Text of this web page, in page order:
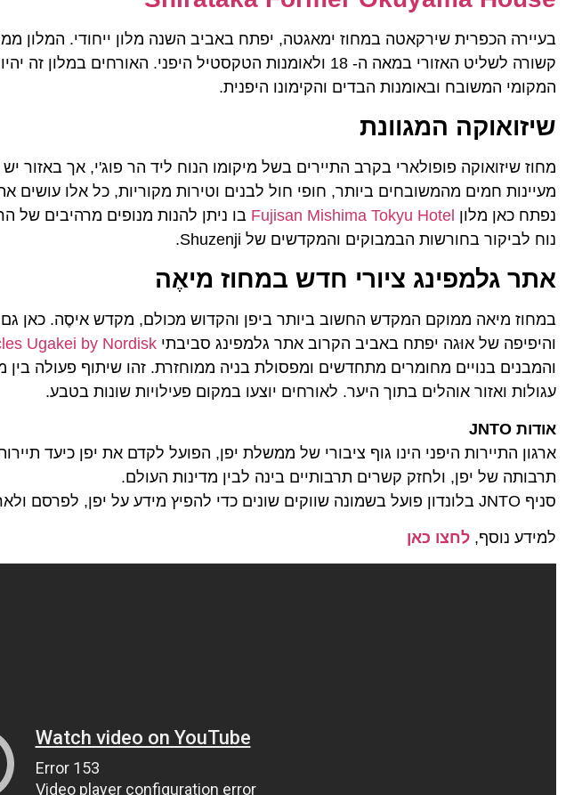
בעיירה הכפרית שירקאטה במחוז ימאגטה, יפתח באביב השנה מלון ייחודי.
קשורה לשליט האזורי במאה ה- 18 ולאומנות הטקסטיל היפני.
המקומי המשובח ובאומנות הבדים והקימונו היפנית.
שיזואוקה המגוונת
מחוז שיזואוקה פופולארי בקרב התיירים בשל מיקומו הנוח ליד הר פוג'י, אך
מעיינות חמים מהמשובחים ביותר, חופי חול לבנים וטירות מקוריות, כל אלו עושים
נפתח כאן מלון Fujisan Mishima Tokyu Hotel בו ניתן להנות מנופים מרהיבים של
נוח לביקור בחורשות הבמבוקים והמקדשים של Shuzenji.
אתר גלמפינג ציורי חדש במחוז מיאֶה
במחוז מיאה ממוקם המקדש החשוב ביותר ביפן והקדוש מכולם, מקדש איסֶה. כאן גם
והיפיפה של אוּגה יפתח באביב הקרוב אתר גלמפינג סביבתי Ugakei by Nordisk
והמבנים בנויים מחומרים מתחדשים ומפסולת בניה ממוחזרת. זהו שיתוף פעולה בין
עגולות ואזור אוהלים בתוך היער. לאורחים יוצעו במקום פעילויות שונות בטבע.
אודות JNTO
ארגון התיירות היפני הינו גוף ציבורי של ממשלת יפן, הפועל לקדם את יפן כיעד
תרבותה של יפן, ולחזק קשרים תרבותיים בינה לבין מדינות העולם.
סניף JNTO בלונדון פועל בשמונה שווקים שונים כדי להפיץ מידע על יפן, לפרסם ולארגן תערוכות תיירות, לפתח טיולים ביפן ועוד.
למידע נוסף, לחצו כאן